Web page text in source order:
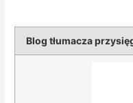
Blog tłumacza